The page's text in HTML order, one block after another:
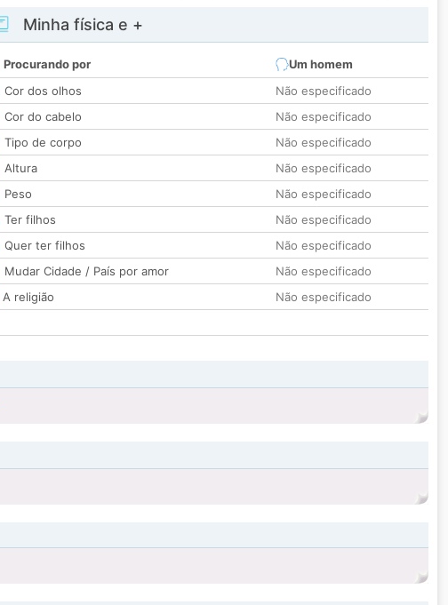
Minha física e +
Procurando por
Um homem
Cor dos olhos
Não especificado
Cor do cabelo
Não especificado
Tipo de corpo
Não especificado
Altura
Não especificado
Peso
Não especificado
Ter filhos
Não especificado
Quer ter filhos
Não especificado
Mudar Cidade / País por amor
Não especificado
A religião
Não especificado